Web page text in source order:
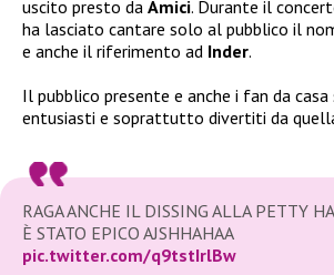
uscito presto da Amici. Durante il
ha lasciato cantare solo al pubblico il
e anche il riferimento ad Inder.
Il pubblico presente e anche i fan da
entusiasti e soprattutto divertiti da
RAGA ANCHE IL DISSING ALLA PETTY
È STATO EPICO AJSHHAHAA
pic.twitter.com/q9tstIrlBw